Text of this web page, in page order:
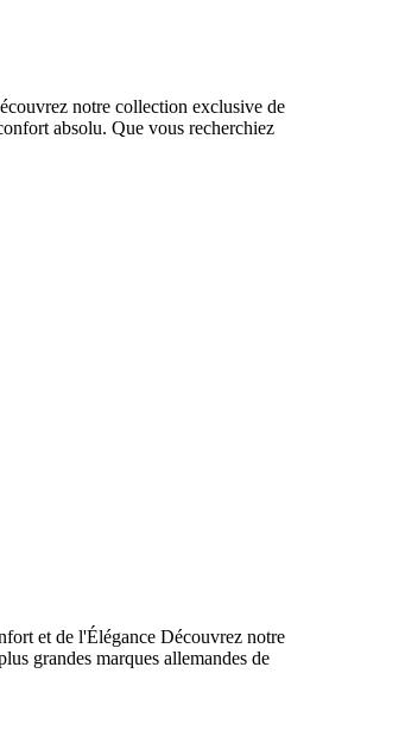
notre collection exclusive de
absolu. Que vous recherchiez
et de l'Élégance Découvrez notre
grandes marques allemandes de